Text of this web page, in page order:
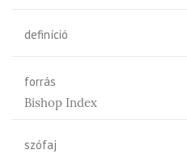
definíció
forrás
Bishop Index
szófaj